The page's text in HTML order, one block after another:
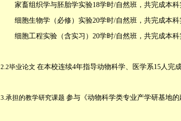
家畜组织学与胚胎学实验18学时/自然班，共完成本
细胞生物学（必修）实验20学时/自然班，共完成本
细胞工程实验（含实习） 20学时/自然班，共完成本
2.2毕业论文 在本校连续4年指导动物科学、医学系15人完
3. 承担的教学研究课题 参与《动物科学类专业产学研基地的